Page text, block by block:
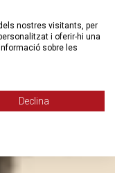
nostres visitants, per
i oferir-hi una
sobre les
Declina